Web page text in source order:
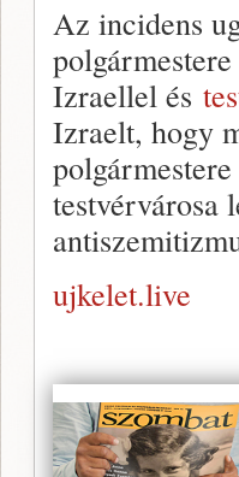
Az incidens
Izraellel és
Izraelt, hogy
testvérvárosa
ujkelet.live